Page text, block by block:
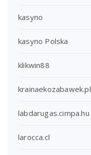
kasyno
kasyno Polska
klikwin88
krainaekozabawek.pl
labdarugas.cimpa.hu
larocca.cl